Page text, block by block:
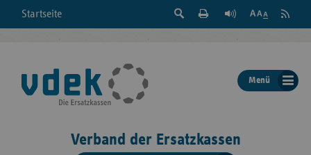
Startseite
Suche
der
Seite
Feed
Menü
Verband der Ersatzkassen